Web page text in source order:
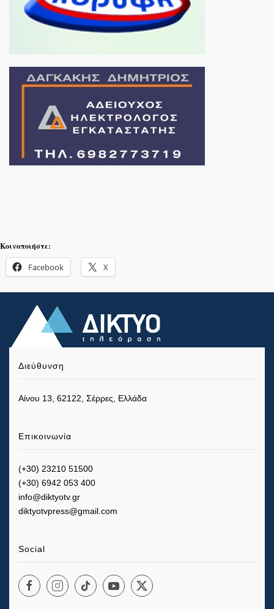
Κοινοποιήστε:
Facebook X
Διεύθυνση
Αίνου 13, 62122, Σέρρες, Ελλάδα
Επικοινωνία
(+30) 23210 51500
(+30) 6942 053 400
info@diktyotv.gr
diktyotvpress@gmail.com
Social